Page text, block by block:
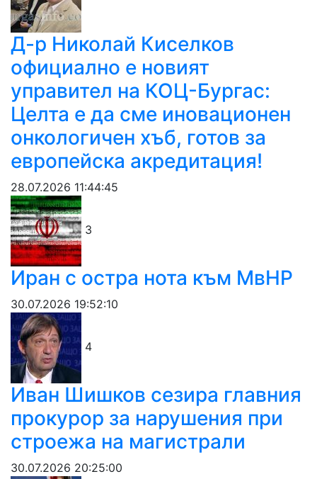
Д-р Николай Киселков
официално е новият
управител на КОЦ-Бургас:
Целта е да сме иновационен
онкологичен хъб, готов за
европейска акредитация!
28.07.2026 11:44:45
3
Иран с остра нота към МвНР
30.07.2026 19:52:10
4
Иван Шишков сезира главния
прокурор за нарушения при
строежа на магистрали
30.07.2026 20:25:00